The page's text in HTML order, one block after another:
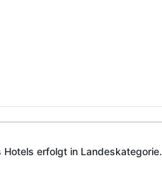
erfolgt in Landeskategorie.